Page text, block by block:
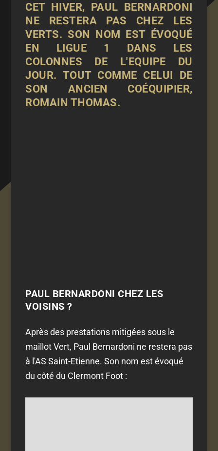
CET HIVER, PAUL BERNARDONI
NE RESTERA PAS CHEZ LES
VERTS. SON NOM EST ÉVOQUÉ
EN LIGUE 1 DANS LES
COLONNES DE L'EQUIPE DU
JOUR. TOUT COMME CELUI DE
SON ANCIEN COÉQUIPIER,
ROMAIN THOMAS.
PAUL BERNARDONI CHEZ LES
VOISINS ?
Après des prestations mitigées sous le
maillot Vert, Paul Bernardoni ne restera pas
à l'AS Saint-Etienne. Son nom est évoqué
du côté du Clermont Foot :